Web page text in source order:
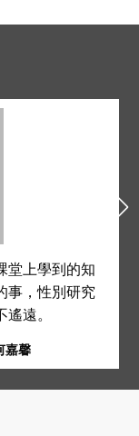
堂上學到的知
事，性別研究
遠。
嘉馨